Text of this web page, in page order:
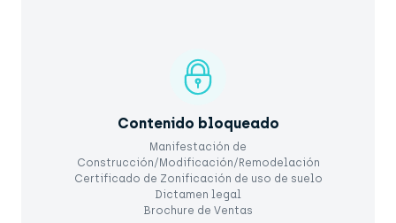
Contenido bloqueado
Manifestación de
Construcción/Modificación/Remodelación
Certificado de Zonificación de uso de suelo
Dictamen legal
Brochure de Ventas